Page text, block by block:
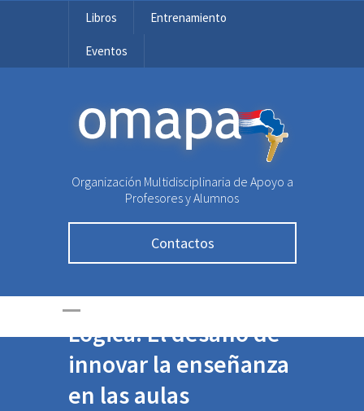
Libros Entrenamiento
Eventos
OMAPA
Organización Multidisciplinaria de Apoyo a
Profesores y Alumnos
Contactos
14 de enero: Día de la
Lógica. El desafío de
innovar la enseñanza
en las aulas